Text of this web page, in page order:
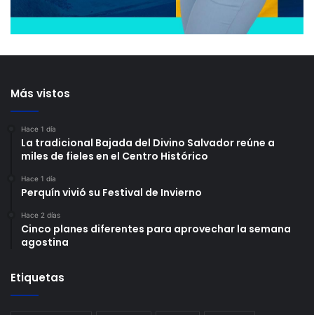
Más vistos
Hace 1 día
La tradicional Bajada del Divino Salvador reúne a
miles de fieles en el Centro Histórico
Hace 1 día
Perquín vivió su Festival de Invierno
Hace 2 días
Cinco planes diferentes para aprovechar la semana
agostina
Etiquetas